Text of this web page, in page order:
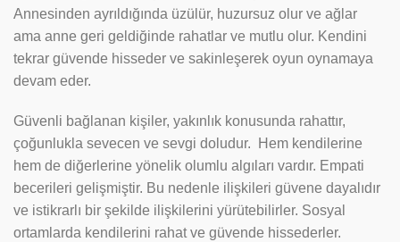
Annesinden ayrıldığında üzülür, huzursuz olur ve ağlar
ama anne geri geldiğinde rahatlar ve mutlu olur. Kendini
tekrar güvende hisseder ve sakinleşerek oyun oynamaya
devam eder.
Güvenli bağlanan kişiler, yakınlık konusunda rahattır,
çoğunlukla sevecen ve sevgi doludur. Hem kendilerine
hem de diğerlerine yönelik olumlu algıları vardır. Empati
becerileri gelişmiştir. Bu nedenle ilişkileri güvene dayalıdır
ve istikrarlı bir şekilde ilişkilerini yürütebilirler. Sosyal
ortamlarda kendilerini rahat ve güvende hissederler.